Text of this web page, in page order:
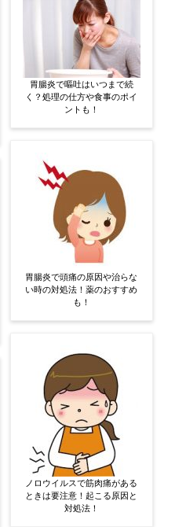
胃腸炎で嘔吐はいつまで続
く？処理の仕方や食事のポイ
ントも！
胃腸炎で頭痛の原因や治らな
い時の対処法！薬のおすすめ
も！
ノロウイルスで筋肉痛がある
ときは要注意！起こる原因と
対処法！